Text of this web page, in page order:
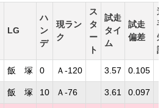
LG
ハ
ン
デ
現ラン
ク
ス
タ
ー
ト
試走
タイ
ム
試走
偏差
選
手
短
評
飯 塚 0 Ａ-120 3.57 0.105
飯 塚 10 Ａ-76 3.61 0.097